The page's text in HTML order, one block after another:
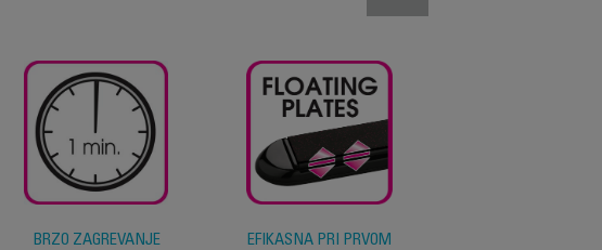
BRZO ZAGREVANJE
EFIKASNA PRI PRVOM